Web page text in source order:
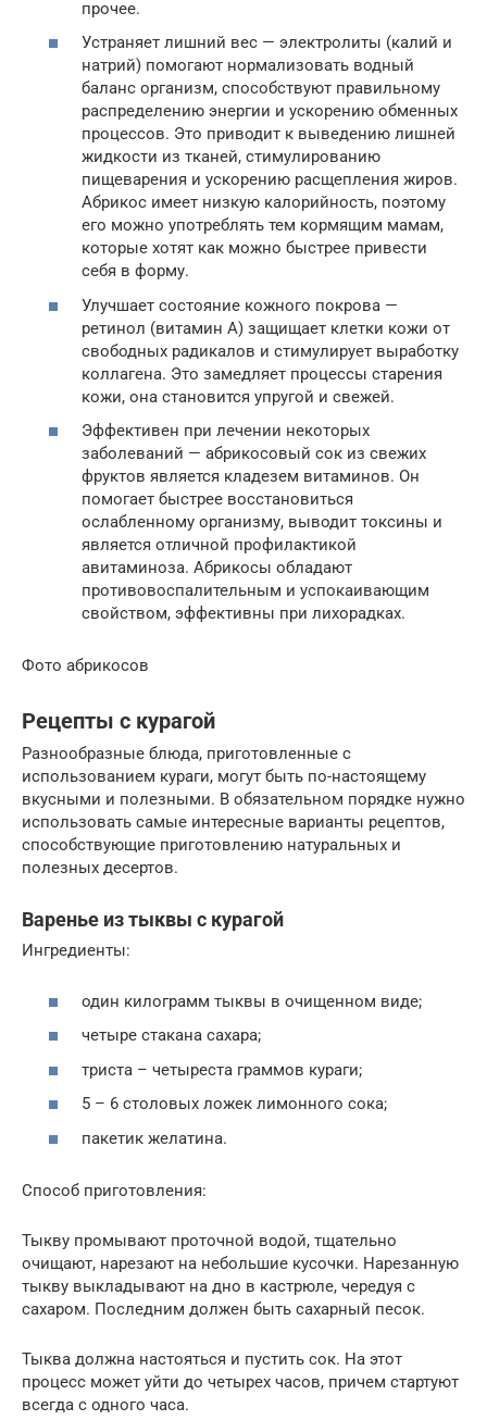
прочее.
Устраняет лишний вес — электролиты (калий и
натрий) помогают нормализовать водный
баланс организм, способствуют правильному
распределению энергии и ускорению обменных
процессов. Это приводит к выведению лишней
жидкости из тканей, стимулированию
пищеварения и ускорению расщепления жиров.
Абрикос имеет низкую калорийность, поэтому
его можно употреблять тем кормящим мамам,
которые хотят как можно быстрее привести
себя в форму.
Улучшает состояние кожного покрова —
ретинол (витамин А) защищает клетки кожи от
свободных радикалов и стимулирует выработку
коллагена. Это замедляет процессы старения
кожи, она становится упругой и свежей.
Эффективен при лечении некоторых
заболеваний — абрикосовый сок из свежих
фруктов является кладезем витаминов. Он
помогает быстрее восстановиться
ослабленному организму, выводит токсины и
является отличной профилактикой
авитаминоза. Абрикосы обладают
противовоспалительным и успокаивающим
свойством, эффективны при лихорадках.
Фото абрикосов
Рецепты с курагой
Разнообразные блюда, приготовленные с
использованием кураги, могут быть по-настоящему
вкусными и полезными. В обязательном порядке нужно
использовать самые интересные варианты рецептов,
способствующие приготовлению натуральных и
полезных десертов.
Варенье из тыквы с курагой
Ингредиенты:
один килограмм тыквы в очищенном виде;
четыре стакана сахара;
триста – четыреста граммов кураги;
5 – 6 столовых ложек лимонного сока;
пакетик желатина.
Способ приготовления:
Тыкву промывают проточной водой, тщательно
очищают, нарезают на небольшие кусочки. Нарезанную
тыкву выкладывают на дно в кастрюле, чередуя с
сахаром. Последним должен быть сахарный песок.
Тыква должна настояться и пустить сок. На этот
процесс может уйти до четырех часов, причем стартуют
всегда с одного часа.